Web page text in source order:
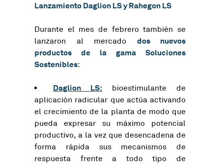
Lanzamiento Daglion LS y Rahegon LS
Durante el mes de febrero también se
lanzaron al mercado dos nuevos
productos de la gama Soluciones
Sostenibles:
Daglion LS: bioestimulante de
aplicación radicular que actúa activando
el crecimiento de la planta de modo que
pueda expresar su máximo potencial
productivo, a la vez que desencadena de
forma rápida sus mecanismos de
respuesta frente a todo tipo de